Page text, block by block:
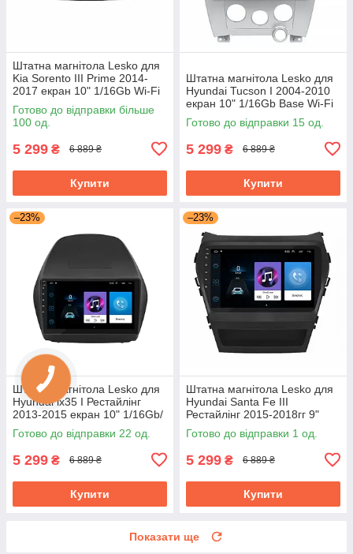
Штатна магнітола Lesko для
Kia Sorento III Prime 2014-
2017 екран 10" 1/16Gb Wi-Fi
Base GPS Android Кіа
Готово до відправки більше
100 од.
5 299 ₴ 6 889 ₴
Купити
Штатна магнітола Lesko для
Hyundai Tucson I 2004-2010
екран 10" 1/16Gb Base Wi-Fi
GPS Android хендай
Готово до відправки 15 од.
5 299 ₴ 6 889 ₴
Купити
–23%
Штатна магнітола Lesko для
Hyundai ix35 I Рестайлінг
2013-2015 екран 10" 1/16Gb/
Wi-Fi Base Хюндай
Готово до відправки 22 од.
5 299 ₴ 6 889 ₴
Купити
–23%
Штатна магнітола Lesko для
Hyundai Santa Fe III
Рестайлінг 2015-2018гг 9"
1/16Gb Base Wi-Fi GPS
Android
Готово до відправки 1 од.
5 299 ₴ 6 889 ₴
Купити
Показати ще